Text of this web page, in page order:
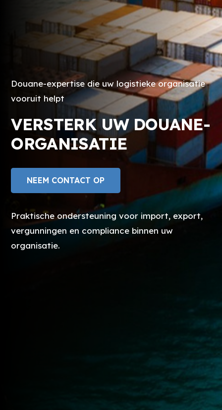
Douane-expertise die uw logistieke organisatie
vooruit helpt
VERSTERK UW DOUANE-
ORGANISATIE
NEEM CONTACT OP
Praktische ondersteuning voor import, export,
vergunningen en compliance binnen uw
organisatie.